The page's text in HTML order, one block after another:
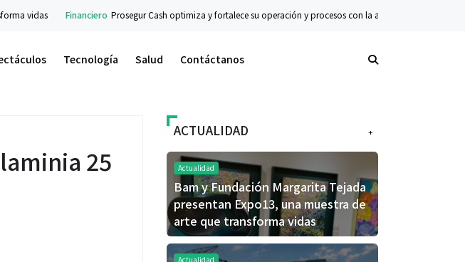
vidas Financiero Prosegur Cash optimiza y fortalece su operación y procesos con la ayuda de IA y Big Data
Tecnología Salud Contáctanos
25
+
ACTUALIDAD
Actualidad
Bam y Fundación Margarita Tejada
presentan Expo13, una muestra de
arte que transforma vidas
Actualidad